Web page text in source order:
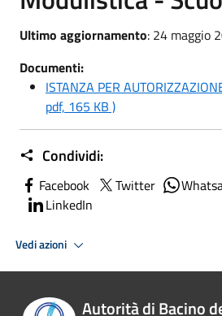
Ultimo aggiornamento: 24 maggio
Documenti:
ISTANZA PER
pdf, 165 KB )
Condividi:
Facebook Twitter
LinkedIn
Vedi azioni
Autorità di Bacino